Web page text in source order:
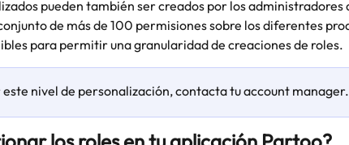
pueden también ser creados por los administradores
de más de 100 permisiones sobre los diferentes
para permitir una granularidad de creaciones de roles.
este nivel de personalización, contacta tu account manager.